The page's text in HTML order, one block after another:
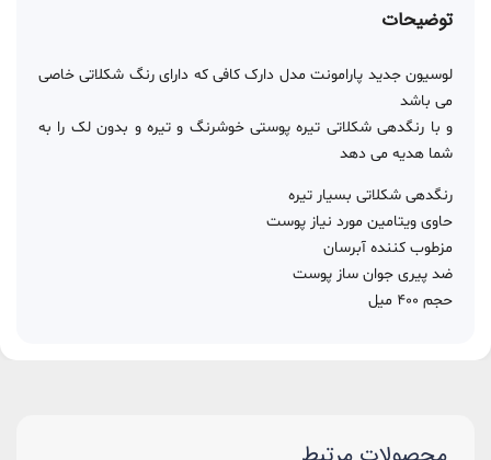
توضیحات
لوسیون جدید پارامونت مدل دارک کافی که دارای رنگ شکلاتی خاصی
می باشد
و با رنگدهی شکلاتی تیره پوستی خوشرنگ و تیره و بدون لک را به
شما هدیه می دهد
رنگدهی شکلاتی بسیار تیره
حاوی ویتامین مورد نیاز پوست
مزطوب کننده آبرسان
ضد پیری جوان ساز پوست
حجم 400 میل